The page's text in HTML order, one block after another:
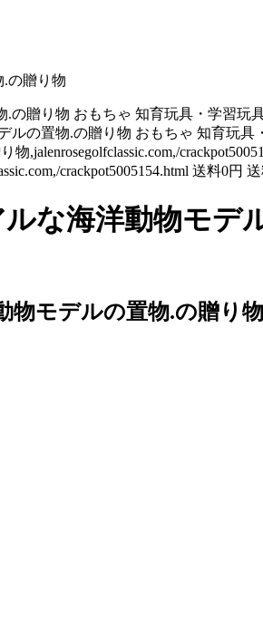
.の贈り物
贈り物 おもちゃ 知育玩具・学習
の置物.の贈り物 おもちゃ 知育玩
,jalenrosegolfclassic.com,/
crackpot5005154.html 送料0
な海洋動物モデ
物モデルの置物.の贈り物